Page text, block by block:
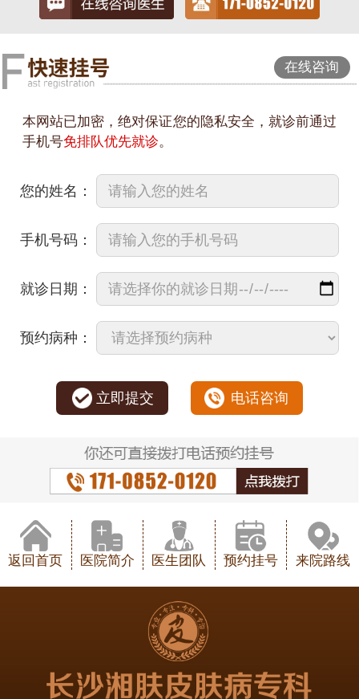
在线咨询
本网站已加密，绝对保证您的隐私安全，就诊前通过
手机号免排队优先就诊。
您的姓名：
手机号码：
就诊日期：
预约病种：
立即提交 电话咨询
返回首页 医院简介 医生团队 预约挂号 来院路线